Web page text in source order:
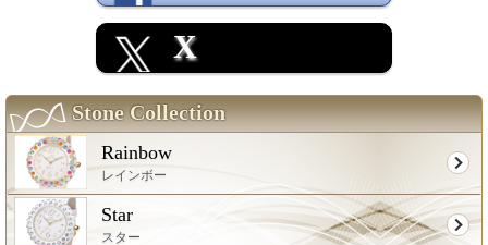
X
Stone Collection
Rainbow
レインボー
Star
スター